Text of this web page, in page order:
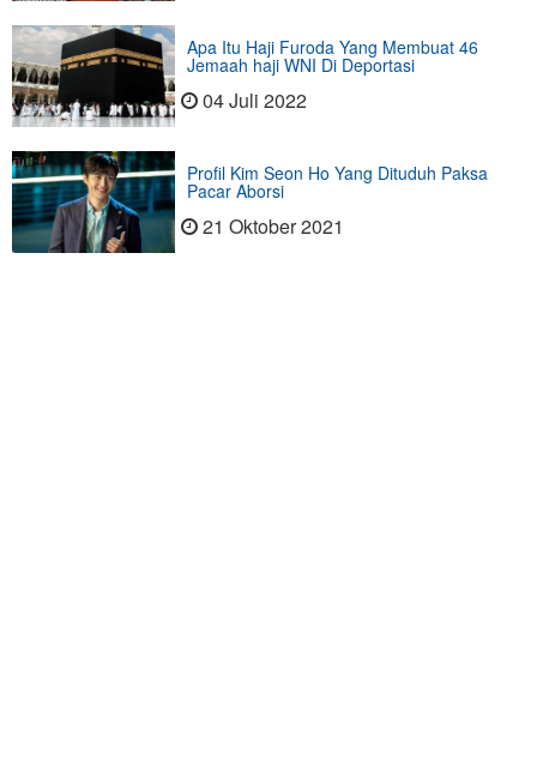
Apa Itu Haji Furoda Yang Membuat 46
Jemaah haji WNI Di Deportasi
04 Juli 2022
Profil Kim Seon Ho Yang Dituduh Paksa
Pacar Aborsi
21 Oktober 2021